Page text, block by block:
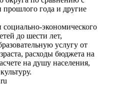
прошлого года и другие
экономического
до шести лет,
услугу от
расходы бюджета на
на душу населения,